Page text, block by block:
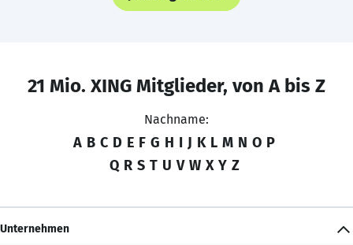
21 Mio. XING Mitglieder, von A bis Z
Nachname:
A B C D E F G H I J K L M N O P
Q R S T U V W X Y Z
Unternehmen